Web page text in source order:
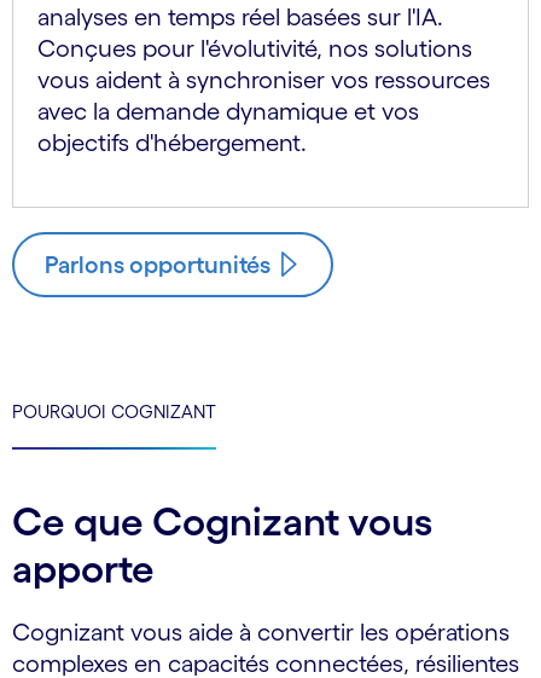
analyses en temps réel basées sur l'IA.
Conçues pour l'évolutivité, nos solutions
vous aident à synchroniser vos ressources
avec la demande dynamique et vos
objectifs d'hébergement.
Parlons opportunités
POURQUOI COGNIZANT
Ce que Cognizant vous
apporte
Cognizant vous aide à convertir les opérations
complexes en capacités connectées, résilientes